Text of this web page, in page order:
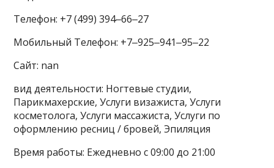
Телефон: +7 (499) 394‒66‒27
Мобильный Телефон: +7‒925‒941‒95‒22
Сайт: nan
вид деятельности: Ногтевые студии,
Парикмахерские, Услуги визажиста, Услуги
косметолога, Услуги массажиста, Услуги по
оформлению ресниц / бровей, Эпиляция
Время работы: Ежедневно с 09:00 до 21:00